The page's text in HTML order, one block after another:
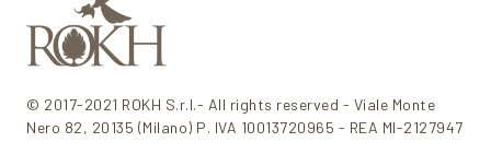
© 2017-2021 ROKH S.r.l.- All rights reserved - Viale Monte
Nero 82, 20135 (Milano) P. IVA 10013720965 - REA MI-2127947